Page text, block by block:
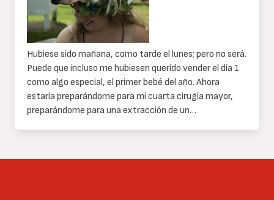
Hubiese sido mañana, como tarde el lunes; pero no será.
Puede que incluso me hubiesen querido vender el día 1
como algo especial, el primer bebé del año. Ahora
estaría preparándome para mi cuarta cirugía mayor,
preparándome para una extracción de un…